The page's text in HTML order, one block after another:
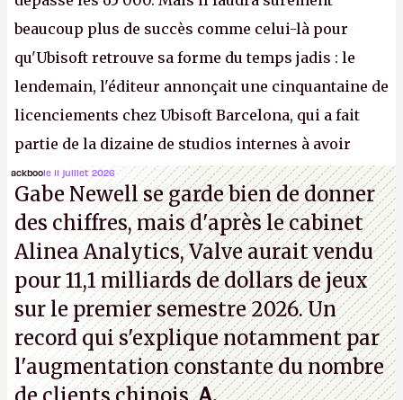
beaucoup plus de succès comme celui-là pour
qu'Ubisoft retrouve sa forme du temps jadis : le
lendemain, l'éditeur annonçait une cinquantaine de
licenciements chez Ubisoft Barcelona, qui a fait
partie de la dizaine de studios internes à avoir
travaillé sur cetAssassin's Creedsous la direction
d'Ubisoft Singapour.A.
ackboole 11 juillet 2026
Gabe Newell se garde bien de donner
des chiffres, mais d'après le cabinet
Alinea Analytics, Valve aurait vendu
pour 11,1 milliards de dollars de jeux
sur le premier semestre 2026. Un
record qui s'explique notamment par
l'augmentation constante du nombre